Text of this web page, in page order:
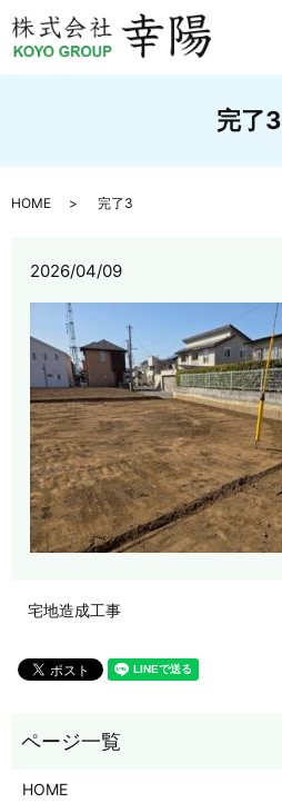
完了3
HOME 完了3
2026/04/09
宅地造成工事
HOME